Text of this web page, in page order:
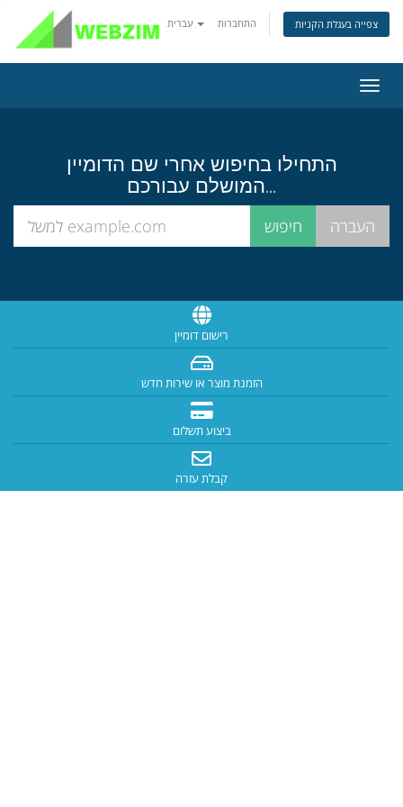
התחברות צפייה בעגלת הקניות
ניווט
התחילו בחיפוש אחרי שם הדומיין
המושלם עבורכם...
רישום דומיין
הזמנת מוצר או שירות חדש
ביצוע תשלום
קבלת עזרה